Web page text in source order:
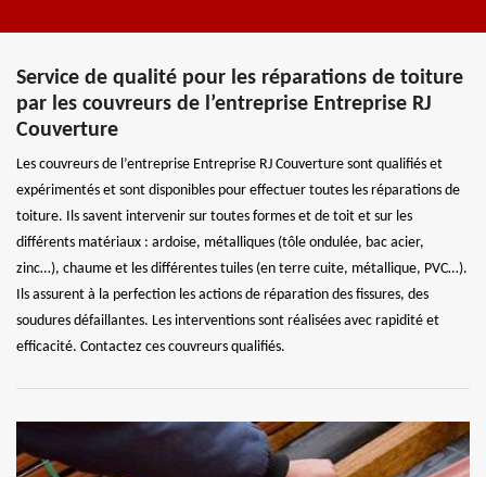
Service de qualité pour les réparations de toiture
par les couvreurs de l’entreprise Entreprise RJ
Couverture
Les couvreurs de l’entreprise Entreprise RJ Couverture sont qualifiés et
expérimentés et sont disponibles pour effectuer toutes les réparations de
toiture. Ils savent intervenir sur toutes formes et de toit et sur les
différents matériaux : ardoise, métalliques (tôle ondulée, bac acier,
zinc…), chaume et les différentes tuiles (en terre cuite, métallique, PVC…).
Ils assurent à la perfection les actions de réparation des fissures, des
soudures défaillantes. Les interventions sont réalisées avec rapidité et
efficacité. Contactez ces couvreurs qualifiés.